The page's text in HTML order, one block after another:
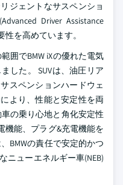
ジェントなサスペンショ
Driver Assistance
を高めています。
囲でBMW iXの優れた電気
した。 SUVは、油圧リア
スペンションハードウェ
より、性能と安定性を両
の乗り心地と角化安定性
機能、プラグ&充電機能を
BMWの責任で安定的かつ
ニューエネルギー車(NEB)